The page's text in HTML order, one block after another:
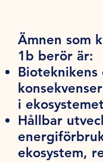
Ämnen som
1b berör är:
i
Hållbar
ekosystem,